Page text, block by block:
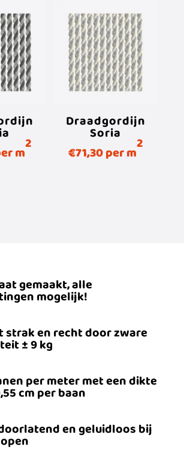
m2
Draadgordijn
Soria
€71,30per m2
gemaakt, alle
mogelijk!
strak en recht door zware
± 9 kg
per meter met een dikte
cm per baan
en geluidloos bij